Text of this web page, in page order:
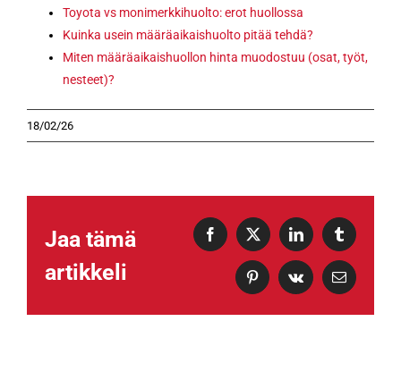
Toyota vs monimerkkihuolto: erot huollossa
Kuinka usein määräaikaishuolto pitää tehdä?
Miten määräaikaishuollon hinta muodostuu (osat, työt,
nesteet)?
18/02/26
Jaa tämä
artikkeli
Facebook
X LinkedInTumblr
PinterestVk Sähköposti